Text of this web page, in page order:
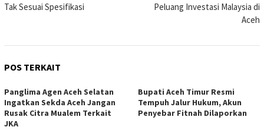
Tak Sesuai Spesifikasi
Peluang Investasi Malaysia di
Aceh
POS TERKAIT
Panglima Agen Aceh Selatan
Ingatkan Sekda Aceh Jangan
Rusak Citra Mualem Terkait
JKA
Bupati Aceh Timur Resmi
Tempuh Jalur Hukum, Akun
Penyebar Fitnah Dilaporkan